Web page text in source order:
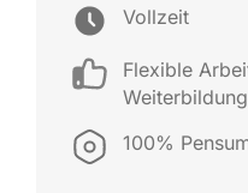
Vollzeit
Flexible
100%